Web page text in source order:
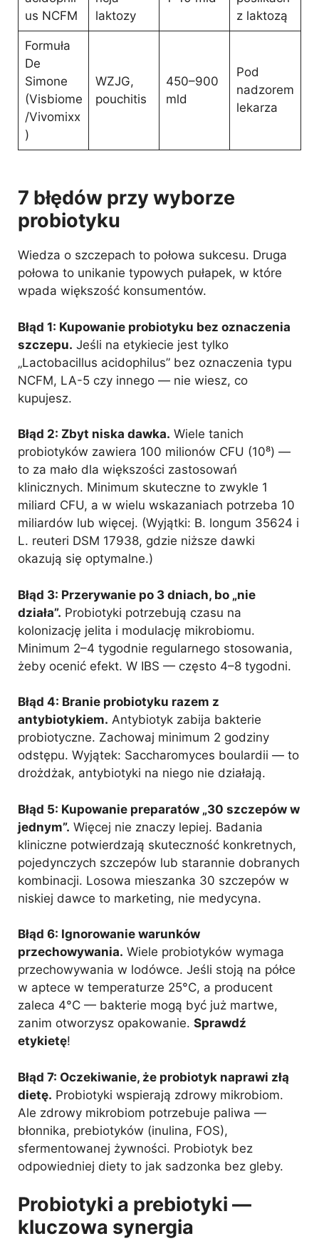
us NCFM
laktozy
z laktozą
Formuła
De
Simone
(Visbiome
/Vivomixx
)
WZJG,
pouchitis
450–900
mld
Pod
nadzorem
lekarza
7 błędów przy wyborze
probiotyku
Wiedza o szczepach to połowa sukcesu. Druga
połowa to unikanie typowych pułapek, w które
wpada większość konsumentów.
Błąd 1: Kupowanie probiotyku bez oznaczenia
szczepu. Jeśli na etykiecie jest tylko
„Lactobacillus acidophilus” bez oznaczenia typu
NCFM, LA-5 czy innego — nie wiesz, co
kupujesz.
Błąd 2: Zbyt niska dawka. Wiele tanich
probiotyków zawiera 100 milionów CFU (10⁸) —
to za mało dla większości zastosowań
klinicznych. Minimum skuteczne to zwykle 1
miliard CFU, a w wielu wskazaniach potrzeba 10
miliardów lub więcej. (Wyjątki: B. longum 35624 i
L. reuteri DSM 17938, gdzie niższe dawki
okazują się optymalne.)
Błąd 3: Przerywanie po 3 dniach, bo „nie
działa”. Probiotyki potrzebują czasu na
kolonizację jelita i modulację mikrobiomu.
Minimum 2–4 tygodnie regularnego stosowania,
żeby ocenić efekt. W IBS — często 4–8 tygodni.
Błąd 4: Branie probiotyku razem z
antybiotykiem. Antybiotyk zabija bakterie
probiotyczne. Zachowaj minimum 2 godziny
odstępu. Wyjątek: Saccharomyces boulardii — to
drożdżak, antybiotyki na niego nie działają.
Błąd 5: Kupowanie preparatów „30 szczepów w
jednym”. Więcej nie znaczy lepiej. Badania
kliniczne potwierdzają skuteczność konkretnych,
pojedynczych szczepów lub starannie dobranych
kombinacji. Losowa mieszanka 30 szczepów w
niskiej dawce to marketing, nie medycyna.
Błąd 6: Ignorowanie warunków
przechowywania. Wiele probiotyków wymaga
przechowywania w lodówce. Jeśli stoją na półce
w aptece w temperaturze 25°C, a producent
zaleca 4°C — bakterie mogą być już martwe,
zanim otworzysz opakowanie. Sprawdź
etykietę!
Błąd 7: Oczekiwanie, że probiotyk naprawi złą
dietę. Probiotyki wspierają zdrowy mikrobiom.
Ale zdrowy mikrobiom potrzebuje paliwa —
błonnika, prebiotyków (inulina, FOS),
sfermentowanej żywności. Probiotyk bez
odpowiedniej diety to jak sadzonka bez gleby.
Probiotyki a prebiotyki —
kluczowa synergia